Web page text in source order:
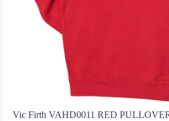
Vic Firth VAHD0011 RED